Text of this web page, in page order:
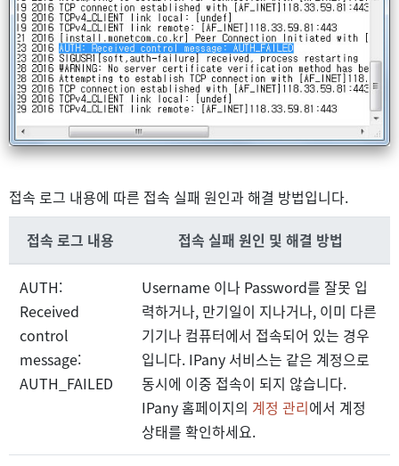
접속 로그 내용에 따른 접속 실패 원인과 해결 방법입니다.
접속 로그 내용 접속 실패 원인 및 해결 방법
AUTH:
Received
control
message:
AUTH_FAILED
Username 이나 Password를 잘못 입
력하거나, 만기일이 지나거나, 이미 다른
기기나 컴퓨터에서 접속되어 있는 경우
입니다. IPany 서비스는 같은 계정으로
동시에 이중 접속이 되지 않습니다.
IPany 홈페이지의 계정 관리에서 계정
상태를 확인하세요.